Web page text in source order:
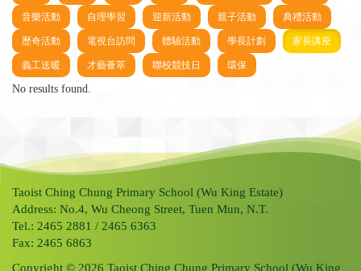
音樂活動 自理學習 迎新活動 親子活動 典禮活動
歷奇活動 電視台訪問 體驗活動 學長計劃 家長講座
義工送暖 才藝薈萃 聯校競技日 環保
No results found.
Taoist Ching Chung Primary School (Wu King Estate)
Address: No.4, Wu Cheong Street, Tuen Mun, N.T.
Tel.: 2465 2881 / 2465 6363
Fax: 2465 6863
Copyright © 2026 Taoist Ching Chung Primary School (Wu King